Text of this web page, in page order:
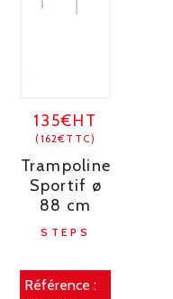
135€HT
(162€TTC)
Trampoline
Sportif ø
88 cm
STEPS
Référence :